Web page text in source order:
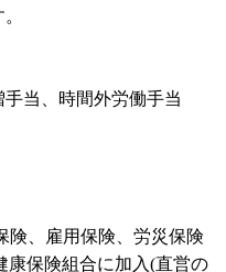
手当、時間外労働手当
険、雇用保険、労災保険
康保険組合に加入(直営の